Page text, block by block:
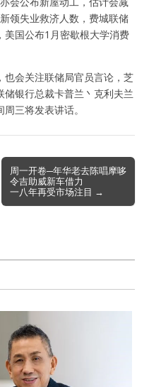
领失业救济人数，费城联储
国公布1月密歇根大学消费
会关注联储局官员言论，芝
银行总裁卡普兰丶克利夫兰
三将发表讲话。
周一开卷─年华老去陈唱摩哆
令吉助威新车借力
一八年再受市场注目 →